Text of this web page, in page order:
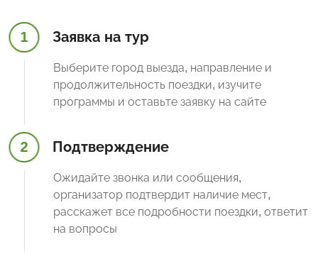
1 Заявка на тур
Выберите город выезда, направление и
продолжительность поездки, изучите
программы и оставьте заявку на сайте
2 Подтверждение
Ожидайте звонка или сообщения,
организатор подтвердит наличие мест,
расскажет все подробности поездки, ответит
на вопросы